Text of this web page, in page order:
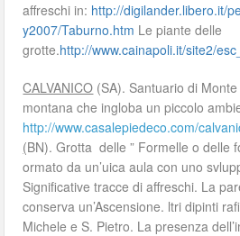
affreschi in: http://digilander.libero.it/
y2007/Taburno.htm Le piante delle
grotte.http://www.cainapoli.it/site2/
CALVANICO (SA). Santuario di
montana che ingloba un piccolo
http://www.casalepiedeco.com/
(BN). Grotta delle ” Formelle o delle
ormato da un’uica aula con uno
Significative tracce di affreschi. La
conserva un’Ascensione. ltri dipinti
Michele e S. Pietro. La presenza